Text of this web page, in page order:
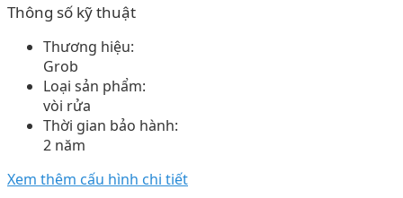
Thông số kỹ thuật
Thương hiệu:
Grob
Loại sản phẩm:
vòi rửa
Thời gian bảo hành:
2 năm
Xem thêm cấu hình chi tiết